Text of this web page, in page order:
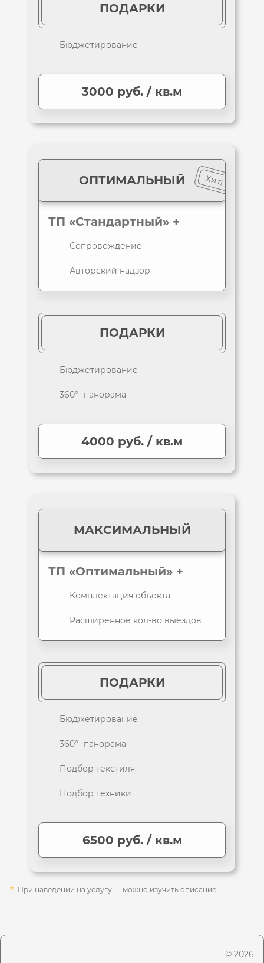
ПОДАРКИ
Бюджетирование
3000 руб. / кв.м
ОПТИМАЛЬНЫЙ Хит!
ТП «Стандартный» +
Сопровождение
Авторский надзор
ПОДАРКИ
Бюджетирование
360°- панорама
4000 руб. / кв.м
МАКСИМАЛЬНЫЙ
ТП «Оптимальный» +
Комплектация объекта
Расширенное кол-во выездов
ПОДАРКИ
Бюджетирование
360°- панорама
Подбор текстиля
Подбор техники
6500 руб. / кв.м
При наведении на услугу — можно изучить описание
Стоимость услуги онлайн авторское курирование -
Стоимость дополнительного выезда по услуги авторского
© 2026